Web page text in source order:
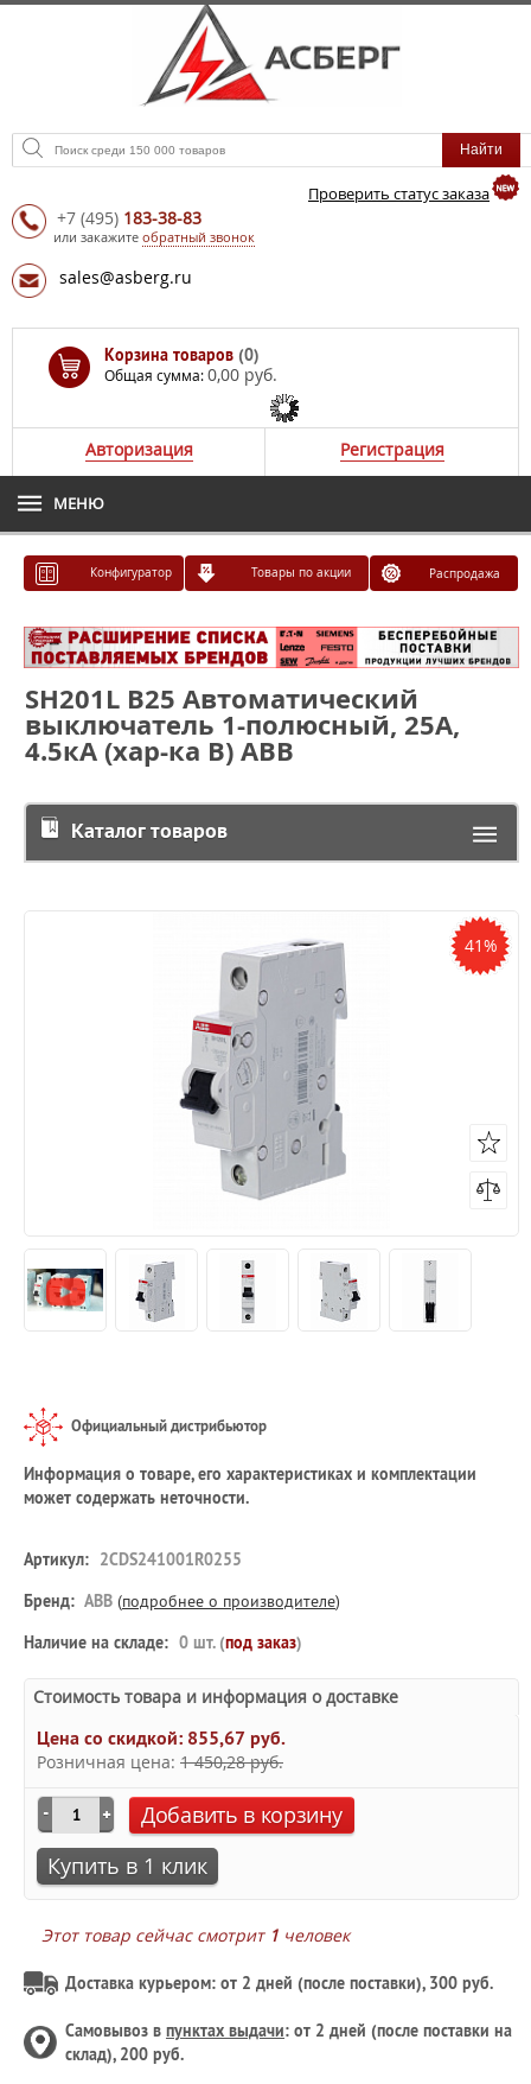
Проверить статус заказа
+7 (495) 183-38-83
или закажите обратный звонок
sales@asberg.ru
Корзина товаров (0)
Общая сумма:0,00 руб.
Авторизация Регистрация
МЕНЮ
Конфигуратор Товары по акции Распродажа
SH201L B25 Автоматический
выключатель 1-полюсный, 25А,
4.5кА (хар-ка B) ABB
Каталог товаров
41%
Официальный дистрибьютор
Информация о товаре, его характеристиках и комплектации
может содержать неточности.
Артикул: 2CDS241001R0255
Бренд: ABB (подробнее о производителе)
Наличие на складе: 0 шт. (под заказ)
Стоимость товара и информация о доставке
Цена со скидкой: 855,67 руб.
Розничная цена: 1 450,28 руб.
Добавить в корзину
Купить в 1 клик
Этот товар сейчас смотрит 1 человек
Доставка курьером: от 2 дней (после поставки), 300 руб.
Самовывоз в пунктах выдачи: от 2 дней (после поставки на
склад), 200 руб.